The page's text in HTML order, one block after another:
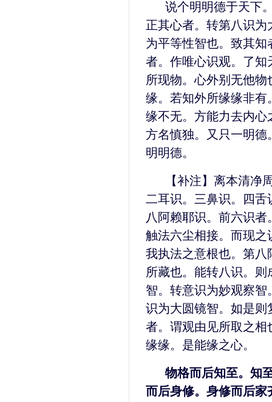
说个明明德于天下
正其心者。转第八识
为平等性智也。致其
者。作唯心识观。了
所现物。心外别无他
缘。若知外所缘缘非
缘不无。方能力去内
方名慎独。又只一明
明明德。
【补注】离本清净
二耳识。三鼻识。四
八阿赖耶识。前六识
触法六尘相接。而现
我执法之意根也。第
所藏也。能转八识。
智。转意识为妙观察
识为大圆镜智。如是
者。谓观由见所取之
缘缘。是能缘之心。
物格而后知至。知
而后身修。身修而后